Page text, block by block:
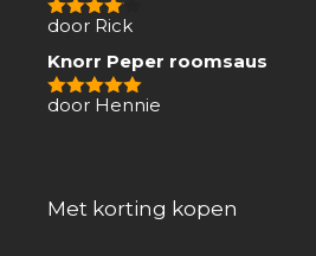
4van 5
door Rick
Knorr Peper roomsaus
5van 5
door Hennie
Met korting kopen